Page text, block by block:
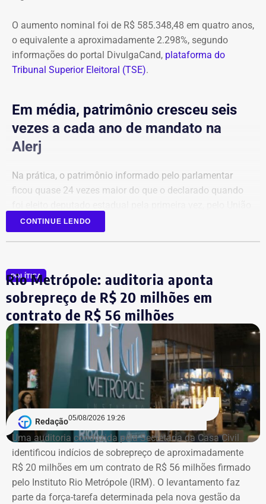
Mas a decisão, e a condenação, acabaram saindo cinco
meses depois.
Na prática, a manifestação do ministro extinguiu o
condenação e a determinação de perda de cargo no STJ
— e inviabilizou o pedido de extensão formulado por
Marco Antônio.
O aumento nominal foi de R$ 585.348,48 em quatro anos,
o equivalente a aproximadamente 2.298%, segundo
informações do portal DivulgaCand, plataforma do
Tribunal Superior Eleitoral (TSE).
Em média, patrimônio cresceu seis
vezes a cada ano de mandato na
Alerj
Na prática, o patrimônio informado pelo parlamentar
ficou quase 24 vezes maior do que o declarado quando
Brasil.
Agora candidato à reeleição na Assembleia Legislativa do
Rio (Alerj) pelo PSD, Cozzolino declarou mais de R$ 610
mil em bens. Entre os itens informados à Justiça Eleitoral
estão dois registros classificados genericamente como
“outros bens e direitos”, nos valores de R$ 95.985,48 e R$
97.555,75.
As declarações de bens são prestadas pelos próprios
candidatos à Justiça Eleitoral e podem considerar os
valores históricos de aquisição dos bens, e não
necessariamente seus preços de mercado.
O crescimento patrimonial, por si só, não indica a
existência de irregularidades.
CONTINUE LENDO
POLÍTICA
Rio Metrópole: auditoria aponta
sobrepreço de R$ 20 milhões em
contrato de R$ 56 milhões
Redação05/08/2026 19:26
Uma auditoria conduzida pela Secretaria da Casa Civil
identificou indícios de sobrepreço de aproximadamente
R$ 20 milhões em um contrato de R$ 56 milhões firmado
pelo Instituto Rio Metrópole (IRM). O levantamento faz
parte da força-tarefa determinada pela nova gestão da